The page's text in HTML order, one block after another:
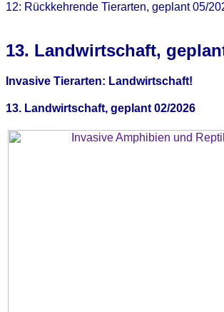
12: Rückkehrende Tierarten, geplant 05/
13. Landwirtschaft,
Invasive Tierarten: Landwirtschaft!
13. Landwirtschaft, geplant 02/2026